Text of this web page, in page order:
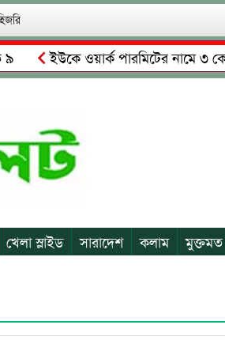
ইউকে ওয়ার্ক পারমিটের নামে ৩ কোটি ৬০
গোয়াইনঘাটে আলিম উদ্দিনের
খেলা স্লাইড সারাদেশ কলাম মুক্তমত